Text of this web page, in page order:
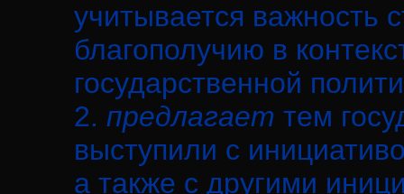
учитывается важность
благополучию в
государственной
2. предлагает тем
выступили с
а также с другими